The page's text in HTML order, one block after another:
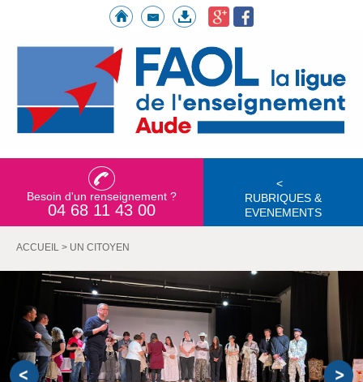
Besoin d'un renseignement ?
04 68 11 43 00
<
RUBRIQUES &
EVENEMENTS
ACCUEIL > UN CITOYEN